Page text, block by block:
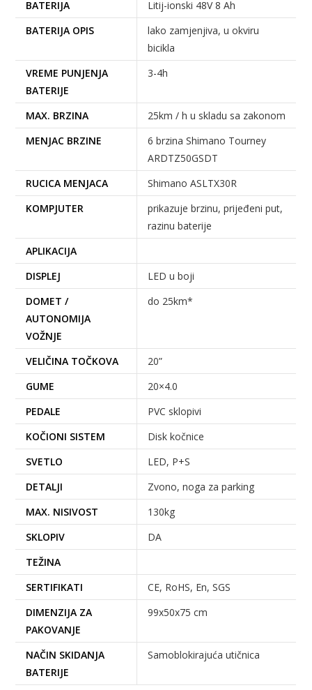
BATERIJA
Litij-ionski 48V 8 Ah
BATERIJA OPIS
lako zamjenjiva, u okviru
bicikla
VREME PUNJENJA
BATERIJE
3-4h
MAX. BRZINA
25km / h u skladu sa zakonom
MENJAC BRZINE
6 brzina Shimano Tourney
ARDTZ50GSDT
RUCICA MENJACA
Shimano ASLTX30R
KOMPJUTER
prikazuje brzinu, prijeđeni put,
razinu baterije
APLIKACIJA
DISPLEJ
LED u boji
DOMET /
AUTONOMIJA
VOŽNJE
do 25km*
VELIČINA TOČKOVA
20”
GUME
20×4.0
PEDALE
PVC sklopivi
KOČIONI SISTEM
Disk kočnice
SVETLO
LED, P+S
DETALJI
Zvono, noga za parking
MAX. NISIVOST
130kg
SKLOPIV
DA
TEŽINA
SERTIFIKATI
CE, RoHS, En, SGS
DIMENZIJA ZA
PAKOVANJE
99x50x75 cm
NAČIN SKIDANJA
BATERIJE
Samoblokirajuća utičnica